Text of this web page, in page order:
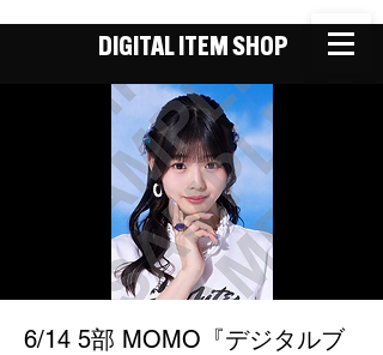
DIGITAL ITEM SHOP
6/14 5部 MOMO『デジタルブ